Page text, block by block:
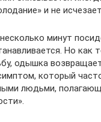
и не
минут
Но как
одышка
который
людьми,